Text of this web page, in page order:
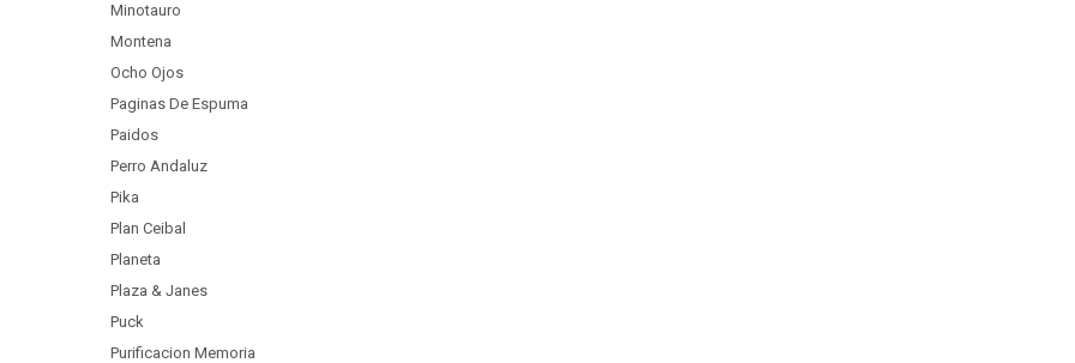
Minotauro
Montena
Ocho Ojos
Paginas De Espuma
Paidos
Perro Andaluz
Pika
Plan Ceibal
Planeta
Plaza & Janes
Puck
Purificacion Memoria